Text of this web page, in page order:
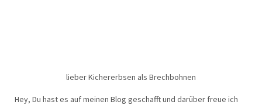
lieber Kichererbsen als Brechbohnen
Hey, Du hast es auf meinen Blog geschafft und darüber freue ich